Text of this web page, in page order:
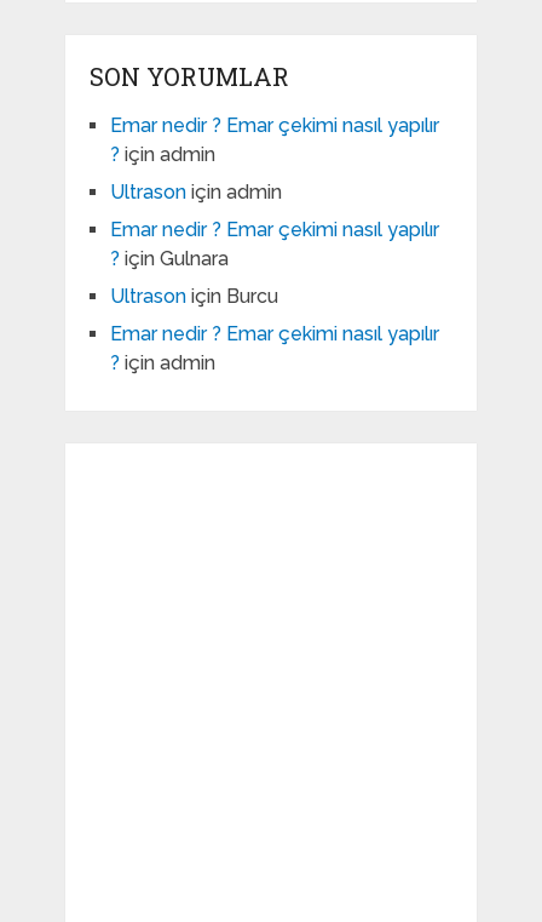
SON YORUMLAR
Emar nedir ? Emar çekimi nasıl yapılır
? için admin
Ultrasoniçin admin
Emar nedir ? Emar çekimi nasıl yapılır
? için Gulnara
Ultrasoniçin Burcu
Emar nedir ? Emar çekimi nasıl yapılır
? için admin